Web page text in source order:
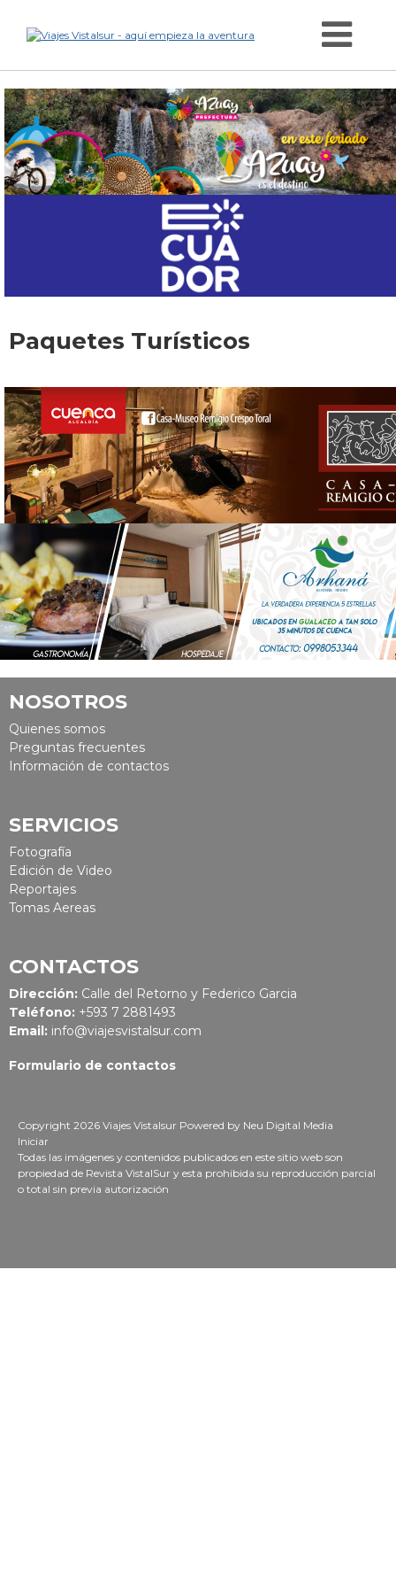
Paquetes Turísticos
NOSOTROS
Quienes somos
Preguntas frecuentes
Información de contactos
SERVICIOS
Fotografía
Edición de Video
Reportajes
Tomas Aereas
CONTACTOS
Dirección: Calle del Retorno y Federico Garcia
Teléfono: +593 7 2881493
Email: info@viajesvistalsur.com
Formulario de contactos
Copyright 2026 Viajes Vistalsur Powered by Neu Digital Media
Iniciar
Todas las imágenes y contenidos publicados en este sitio web son
propiedad de Revista VistalSur y esta prohibida su reproducción parcial
o total sin previa autorización